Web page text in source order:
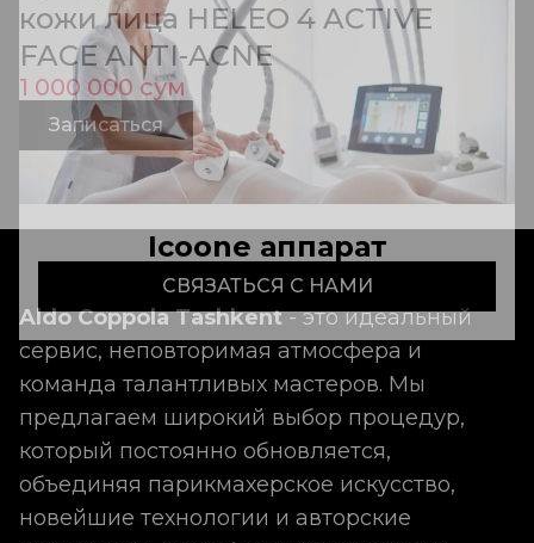
Icoone аппарат
СВЯЗАТЬСЯ С НАМИ
кожи лица HELEO 4 ACTIVE
FACE ANTI-ACNE
1 000 000 сум
Записаться
Aldo Coppola Tashkent- это идеальный
сервис, неповторимая атмосфера и
команда талантливых мастеров. Мы
предлагаем широкий выбор процедур,
который постоянно обновляется,
объединяя парикмахерское искусство,
новейшие технологии и авторские